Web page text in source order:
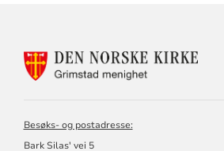
Besøks- og postadresse:
Bark Silas' vei 5